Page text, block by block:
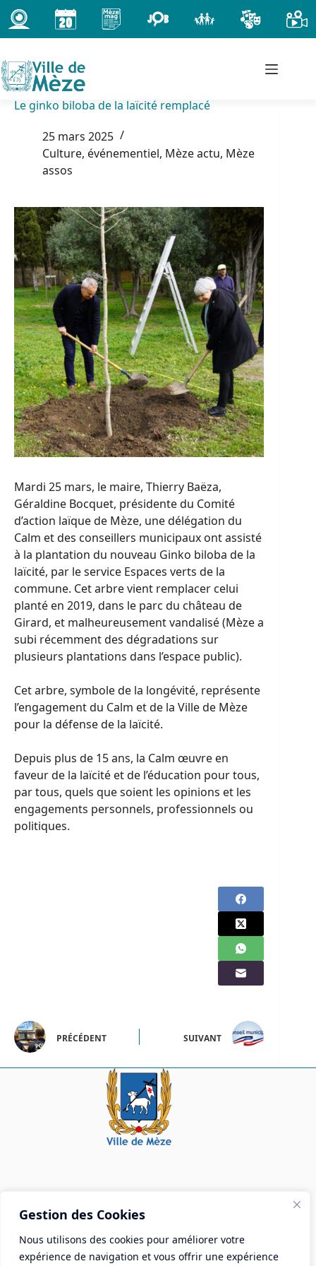
Gestion des Cookies
Nous utilisons des cookies pour améliorer votre
expérience de navigation et vous offrir une expérience
Passer
au
contenu
Le ginko biloba de la laïcité remplacé
25 mars 2025
Culture, événementiel, Mèze actu, Mèze
assos
Mardi 25 mars, le maire, Thierry Baëza,
Géraldine Bocquet, présidente du Comité
d’action laïque de Mèze, une délégation du
Calm et des conseillers municipaux ont assisté
à la plantation du nouveau Ginko biloba de la
laïcité, par le service Espaces verts de la
commune. Cet arbre vient remplacer celui
planté en 2019, dans le parc du château de
Girard, et malheureusement vandalisé (Mèze a
subi récemment des dégradations sur
plusieurs plantations dans l’espace public).
Cet arbre, symbole de la longévité, représente
l’engagement du Calm et de la Ville de Mèze
pour la défense de la laïcité.
Depuis plus de 15 ans, la Calm œuvre en
faveur de la laïcité et de l’éducation pour tous,
par tous, quels que soient les opinions et les
engagements personnels, professionnels ou
politiques.
PRÉCÉDENT SUIVANT
Mairie de Mèze
Place Aristide Briand - BP 28 34140 Mèze
Tél :04 67 18 30 30